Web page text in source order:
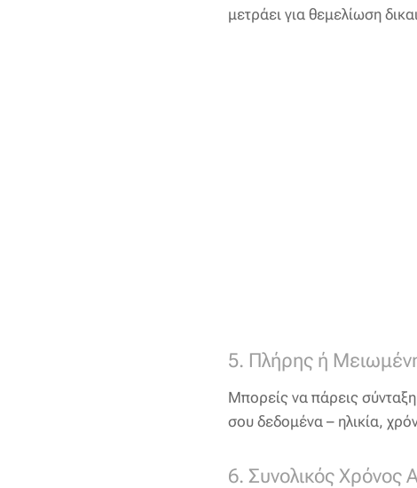
μετράει για θεμελίωση
5. Πλήρης ή
Μπορείς να πάρεις
σου δεδομένα – ηλικία,
6. Συνολικός Χρόνος